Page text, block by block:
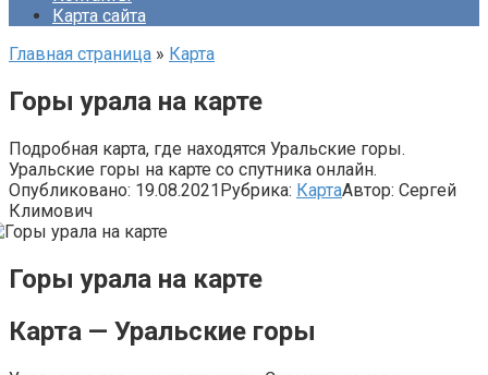
Карта сайта
Главная страница » Карта
Горы урала на карте
Подробная карта, где находятся Уральские горы.
Уральские горы на карте со спутника онлайн.
Опубликовано: 19.08.2021Рубрика: КартаАвтор: Сергей
Климович
Горы урала на карте
Карта — Уральские горы